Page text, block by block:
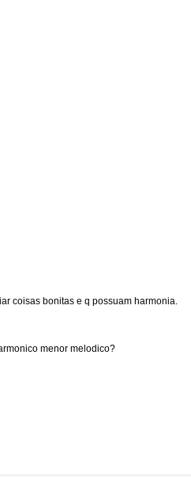
coisas bonitas e q possuam harmonia.
menor melodico?